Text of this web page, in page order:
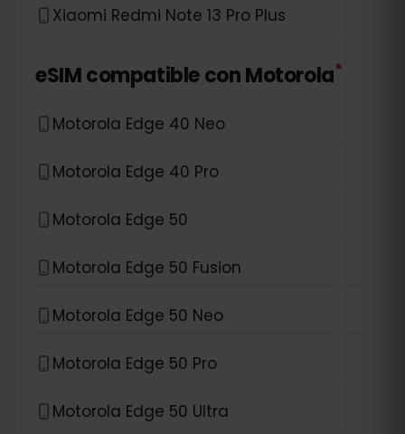
Xiaomi Redmi Note 13 Pro Plus
eSIM compatible conMotorola*
Motorola Edge 40 Neo
Motorola Edge 40 Pro
Motorola Edge 50
Motorola Edge 50 Fusion
Motorola Edge 50 Neo
Motorola Edge 50 Pro
Motorola Edge 50 Ultra